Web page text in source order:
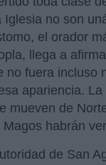
no son
el orador
llega a
fuera incluso
apariencia.
mueven de
habrán
de San